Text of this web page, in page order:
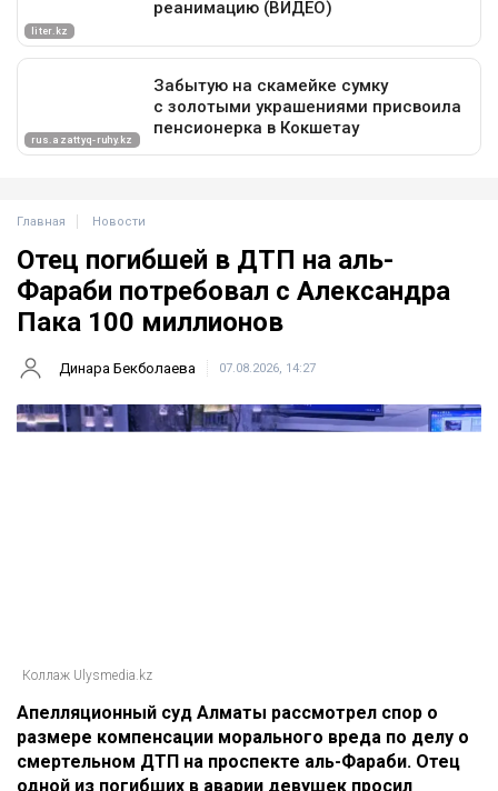
Главная Новости
Отец погибшей в ДТП на аль-
Фараби потребовал с Александра
Пака 100 миллионов
Динара Бекболаева 07.08.2026, 14:27
Коллаж Ulysmedia.kz
Апелляционный суд Алматы рассмотрел спор о
размере компенсации морального вреда по делу о
смертельном ДТП на проспекте аль-Фараби. Отец
одной из погибших в аварии девушек просил